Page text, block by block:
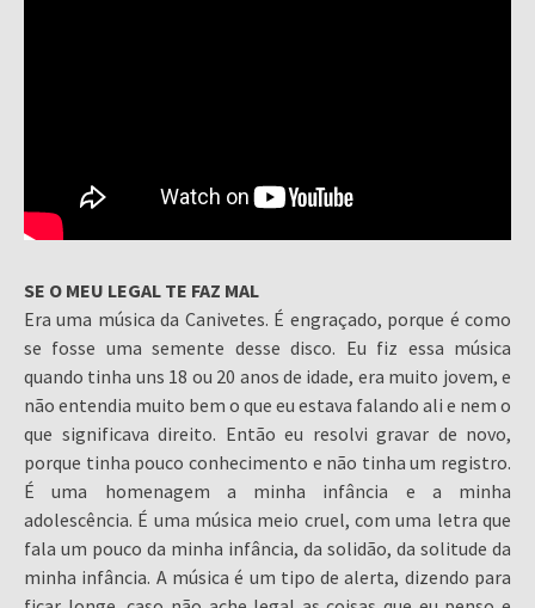
SE O MEU LEGAL TE FAZ MAL
Era uma música da Canivetes. É engraçado, porque é como
se fosse uma semente desse disco. Eu fiz essa música
quando tinha uns 18 ou 20 anos de idade, era muito jovem, e
não entendia muito bem o que eu estava falando ali e nem o
que significava direito. Então eu resolvi gravar de novo,
porque tinha pouco conhecimento e não tinha um registro.
É uma homenagem a minha infância e a minha
adolescência. É uma música meio cruel, com uma letra que
fala um pouco da minha infância, da solidão, da solitude da
minha infância. A música é um tipo de alerta, dizendo para